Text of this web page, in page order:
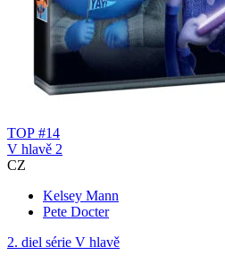
TOP #14
V hlavě 2
CZ
Kelsey Mann
Pete Docter
2. diel série V hlavě